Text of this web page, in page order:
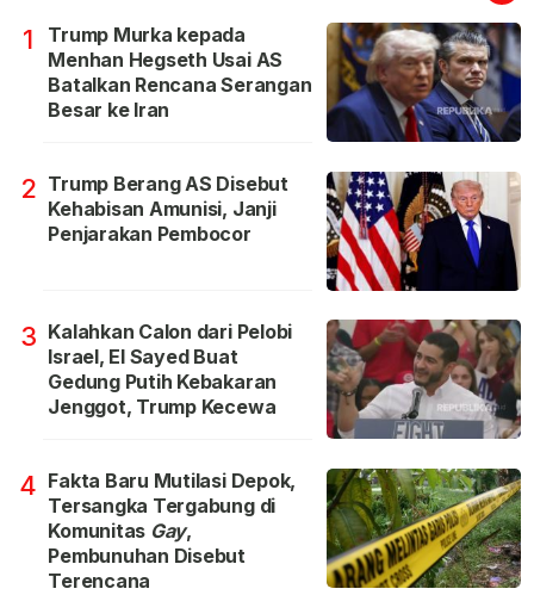
1
Trump Murka kepada
Menhan Hegseth Usai AS
Batalkan Rencana Serangan
Besar ke Iran
2 Trump Berang AS Disebut
Kehabisan Amunisi, Janji
Penjarakan Pembocor
3 Kalahkan Calon dari Pelobi
Israel, El Sayed Buat
Gedung Putih Kebakaran
Jenggot, Trump Kecewa
4 Fakta Baru Mutilasi Depok,
Tersangka Tergabung di
Komunitas Gay,
Pembunuhan Disebut
Terencana